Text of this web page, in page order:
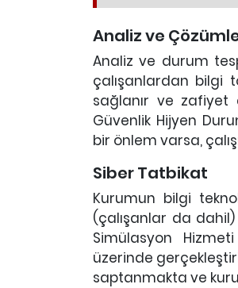
Analiz ve
Analiz ve durum
çalışanlardan bilgi
sağlanır ve zafiyet
Güvenlik Hijyen
bir önlem varsa,
Siber Tatbikat
Kurumun bilgi
(çalışanlar da dahil)
Simülasyon
üzerinde
saptanmakta ve